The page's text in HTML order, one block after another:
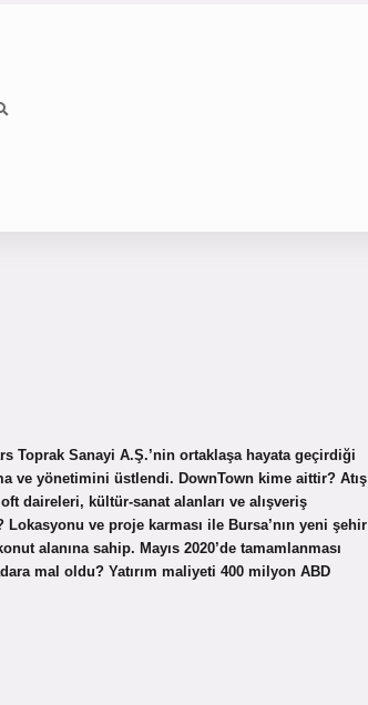
Toprak Sanayi A.Ş.’nin ortaklaşa hayata geçirdiği
ve yönetimini üstlendi. DownTown kime aittir? Atış
daireleri, kültür-sanat alanları ve alışveriş
Lokasyonu ve proje karması ile Bursa’nın yeni şehir
alanına sahip. Mayıs 2020’de tamamlanması
mal oldu? Yatırım maliyeti 400 milyon ABD